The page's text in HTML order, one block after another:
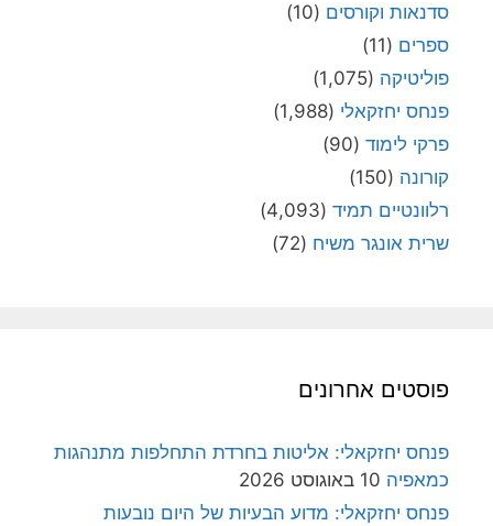
סדנאות וקורסים (10)
ספרים (11)
פוליטיקה (1,075)
פנחס יחזקאלי (1,988)
פרקי לימוד (90)
קורונה (150)
רלוונטיים תמיד (4,093)
שרית אונגר משיח (72)
פוסטים אחרונים
פנחס יחזקאלי: אליטות בחרדת התחלפות מתנהגות
כמאפיה 10 באוגוסט 2026
פנחס יחזקאלי: מדוע הבעיות של היום נובעות